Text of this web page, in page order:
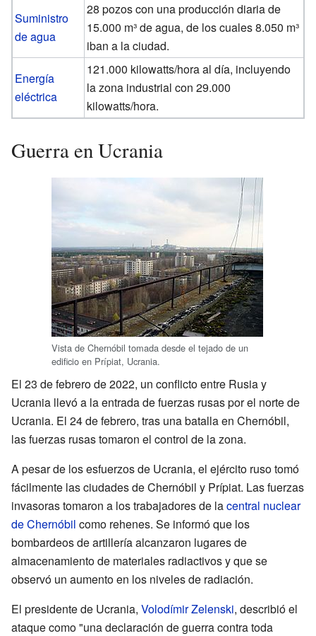
Suministro
de agua
28 pozos con una producción diaria de
15.000 m³ de agua, de los cuales 8.050 m³
iban a la ciudad.
Energía
eléctrica
121.000 kilowatts/hora al día, incluyendo
la zona industrial con 29.000
kilowatts/hora.
Guerra en Ucrania
Vista de Chernóbil tomada desde el tejado de un
edificio en Prípiat, Ucrania.
El 23 de febrero de 2022, un conflicto entre Rusia y
Ucrania llevó a la entrada de fuerzas rusas por el norte de
Ucrania. El 24 de febrero, tras una batalla en Chernóbil,
las fuerzas rusas tomaron el control de la zona.
A pesar de los esfuerzos de Ucrania, el ejército ruso tomó
fácilmente las ciudades de Chernóbil y Prípiat. Las fuerzas
invasoras tomaron a los trabajadores de lacentral nuclear
de Chernóbil como rehenes. Se informó que los
bombardeos de artillería alcanzaron lugares de
almacenamiento de materiales radiactivos y que se
observó un aumento en los niveles de radiación.
El presidente de Ucrania, Volodímir Zelenski, describió el
ataque como "una declaración de guerra contra toda